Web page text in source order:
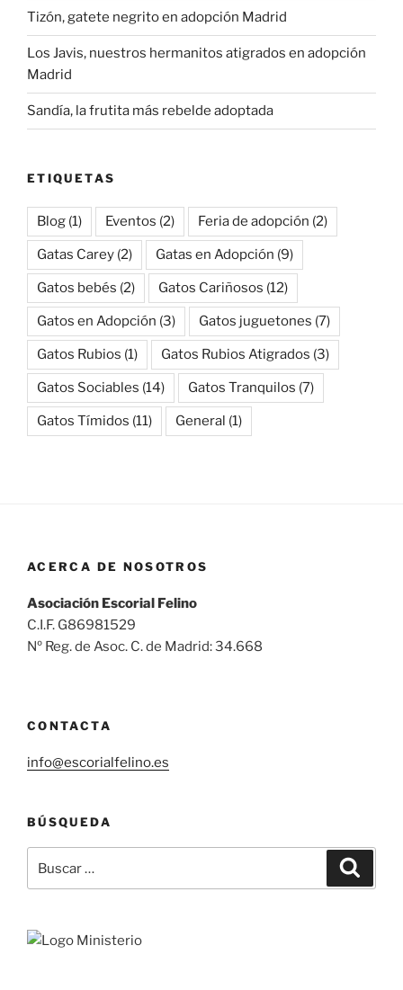
Tizón, gatete negrito en adopción Madrid
Los Javis, nuestros hermanitos atigrados en adopción
Madrid
Sandía, la frutita más rebelde adoptada
ETIQUETAS
Blog (1) Eventos (2) Feria de adopción (2)
Gatas Carey (2) Gatas en Adopción (9)
Gatos bebés (2) Gatos Cariñosos (12)
Gatos en Adopción (3) Gatos juguetones (7)
Gatos Rubios (1) Gatos Rubios Atigrados (3)
Gatos Sociables (14) Gatos Tranquilos (7)
Gatos Tímidos (11) General (1)
ACERCA DE NOSOTROS
Asociación Escorial Felino
C.I.F. G86981529
Nº Reg. de Asoc. C. de Madrid: 34.668
CONTACTA
info@escorialfelino.es
BÚSQUEDA
por: